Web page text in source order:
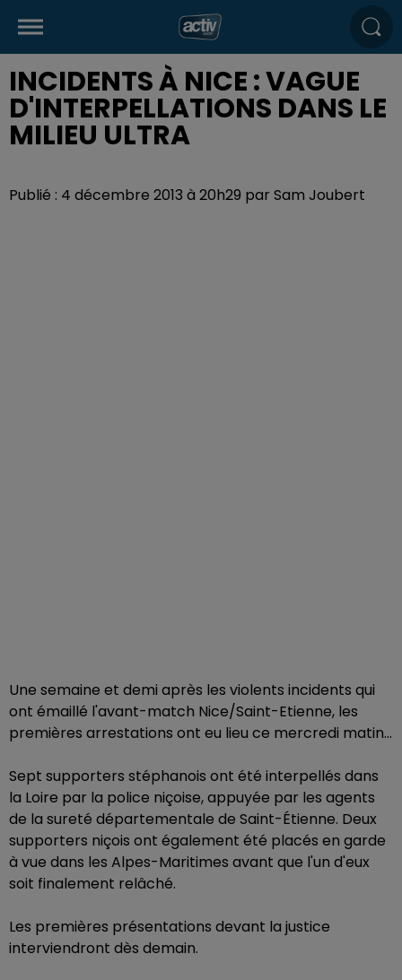
INCIDENTS À NICE : VAGUE
D'INTERPELLATIONS DANS LE
MILIEU ULTRA
Publié : 4 décembre 2013 à 20h29 par Sam Joubert
Une semaine et demi après les violents incidents qui
ont émaillé l'avant-match Nice/Saint-Etienne, les
premières arrestations ont eu lieu ce mercredi matin…
Sept supporters stéphanois ont été interpellés dans
la Loire par la police niçoise, appuyée par les agents
de la sureté départementale de Saint-Étienne. Deux
supporters niçois ont également été placés en garde
à vue dans les Alpes-Maritimes avant que l'un d'eux
soit finalement relâché.
Les premières présentations devant la justice
interviendront dès demain.